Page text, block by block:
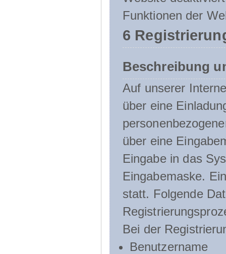
Funktionen der
6
Beschreibung
Auf unserer
über eine
über eine
Eingabe in das
Eingabemaske.
statt. Folgende
Bei der
Benutzername